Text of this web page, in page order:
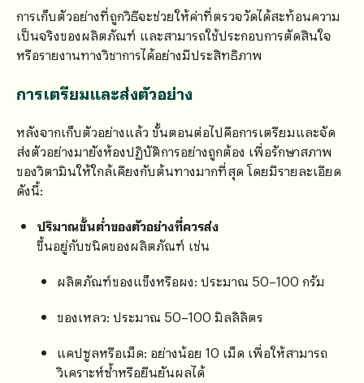
การเก็บตัวอย่างที่ถูกวิธีจะช่วยให้ค่าที่ตรวจวัดได้สะท้อนความ
เป็นจริงของผลิตภัณฑ์ และสามารถใช้ประกอบการตัดสินใจ
หรือรายงานทางวิชาการได้อย่างมีประสิทธิภาพ
การเตรียมและส่งตัวอย่าง
หลังจากเก็บตัวอย่างแล้ว ขั้นตอนต่อไปคือการเตรียมและจัด
ส่งตัวอย่างมายังห้องปฏิบัติการอย่างถูกต้อง เพื่อรักษาสภาพ
ของวิตามินให้ใกล้เคียงกับต้นทางมากที่สุด โดยมีรายละเอียด
ดังนี้:
ปริมาณขั้นต่ำของตัวอย่างที่ควรส่ง
ขึ้นอยู่กับชนิดของผลิตภัณฑ์ เช่น
ผลิตภัณฑ์ของแข็งหรือผง: ประมาณ 50–100 กรัม
ของเหลว: ประมาณ 50–100 มิลลิลิตร
แคปซูลหรือเม็ด: อย่างน้อย 10 เม็ด เพื่อให้สามารถ
วิเคราะห์ซ้ำหรือยืนยันผลได้